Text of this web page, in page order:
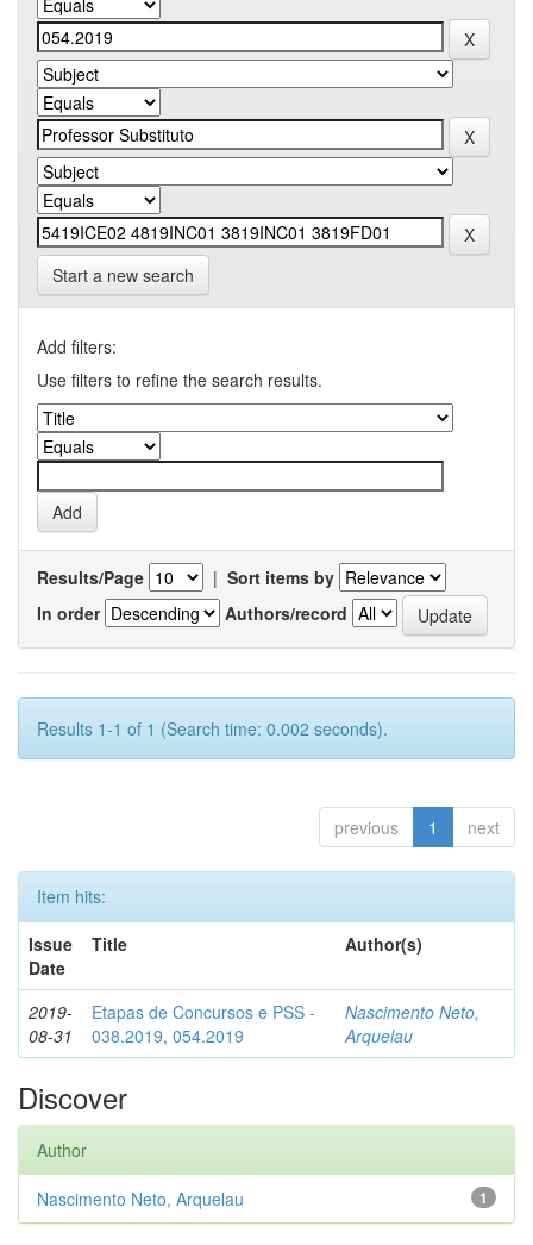
Start a new search
Add filters:
Use filters to refine the search results.
Results/Page | Sort items by
In order
Authors/record
Results 1-1 of 1 (Search time: 0.002 seconds).
previous 1 next
Item hits:
Issue
Date
Title Author(s)
2019-
08-31
Etapas de Concursos e PSS -
038.2019, 054.2019
Nascimento Neto,
Arquelau
Discover
Author
1
Nascimento Neto, Arquelau